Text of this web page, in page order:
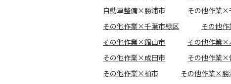
自動車整備×勝浦市
その他作業×
その他作業×千葉市緑区
その他
その他作業×館山市
その他作業×
その他作業×成田市
その他作業×
その他作業×柏市
その他作業×勝